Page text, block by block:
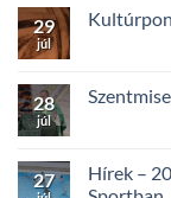
29
júl
28
júl
27
Hírek –